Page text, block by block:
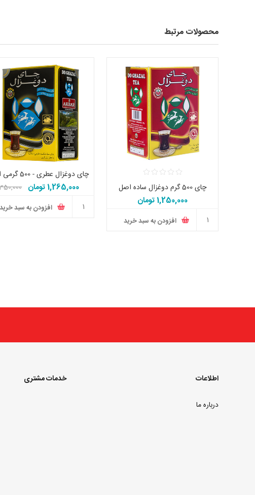
محصولات مرتبط
چای 500 گرم دوغزال ساده اصل
1,250,000 تومان
افزودن به سبد خرید
چای دوغزال عطری - 500 گرمی اصل
1,265,000 تومان
افزودن به سبد خرید
اطلاعات
درباره ما
خدمات مشتری